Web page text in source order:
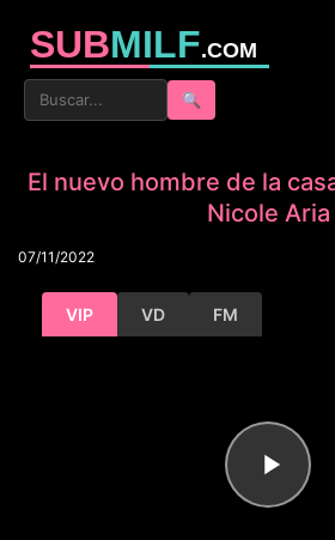
SUBMILF.COM
🔍
El nuevo hombre de la
Nicole Aria
07/11/2022
VIP VD FM